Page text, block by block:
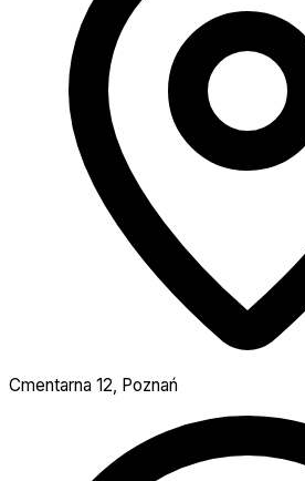
Cmentarna 12, Poznań